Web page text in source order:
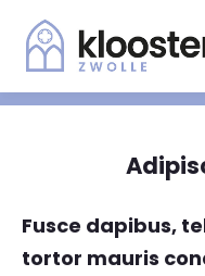
Fusce dapibus,
tortor mauris